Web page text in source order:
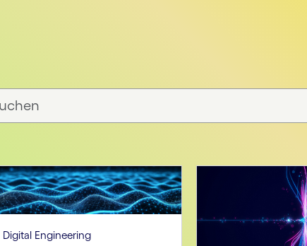
Digital Engineering